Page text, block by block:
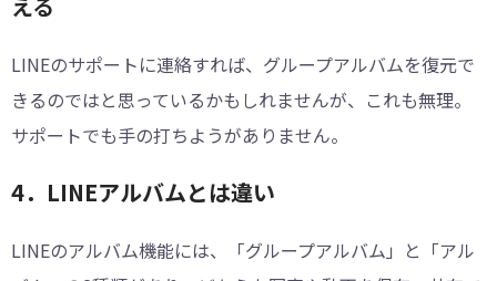
える
LINEのサポートに連絡すれば、グループアルバムを復元で
きるのではと思っているかもしれませんが、これも無理。
サポートでも手の打ちようがありません。
4．LINEアルバムとは違い
LINEのアルバム機能には、「グループアルバム」と「アル